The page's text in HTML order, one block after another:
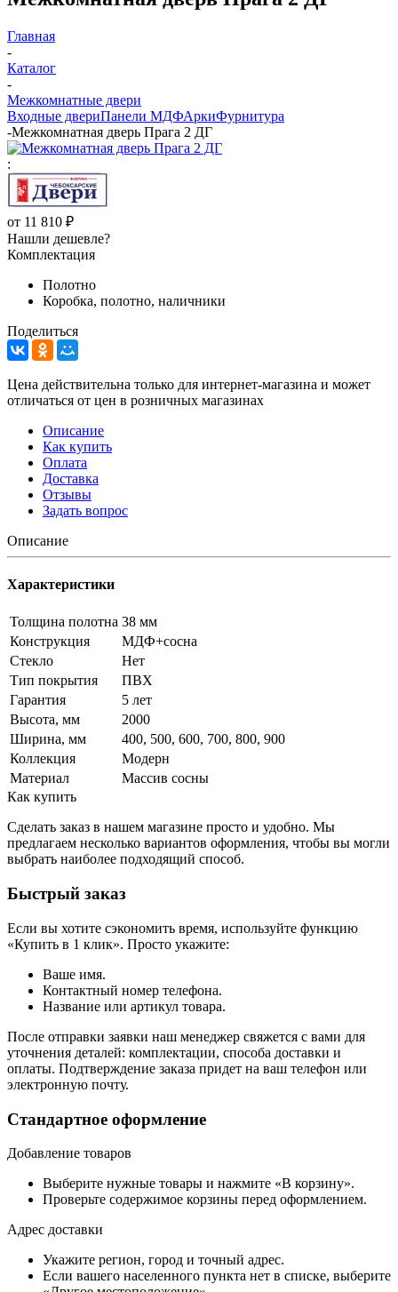
Главная
-
Каталог
-
Межкомнатные двери
Входные двериПанели МДФАркиФурнитура
-Межкомнатная дверь Прага 2 ДГ
:
от 11 810 ₽
Нашли дешевле?
Комплектация
Полотно
Коробка, полотно, наличники
Поделиться
Цена действительна только для интернет-магазина и может
отличаться от цен в розничных магазинах
Описание
Как купить
Оплата
Доставка
Отзывы
Задать вопрос
Описание
Характеристики
Толщина полотна 38 мм
Конструкция
МДФ+сосна
Стекло
Нет
Тип покрытия
ПВХ
Гарантия
5 лет
Высота, мм
2000
Ширина, мм
400, 500, 600, 700, 800, 900
Коллекция
Модерн
Материал
Массив сосны
Как купить
Сделать заказ в нашем магазине просто и удобно. Мы
предлагаем несколько вариантов оформления, чтобы вы могли
выбрать наиболее подходящий способ.
Быстрый заказ
Если вы хотите сэкономить время, используйте функцию
«Купить в 1 клик». Просто укажите:
Ваше имя.
Контактный номер телефона.
Название или артикул товара.
После отправки заявки наш менеджер свяжется с вами для
уточнения деталей: комплектации, способа доставки и
оплаты. Подтверждение заказа придет на ваш телефон или
электронную почту.
Стандартное оформление
Добавление товаров
Выберите нужные товары и нажмите «В корзину».
Проверьте содержимое корзины перед оформлением.
Адрес доставки
Укажите регион, город и точный адрес.
Если вашего населенного пункта нет в списке, выберите